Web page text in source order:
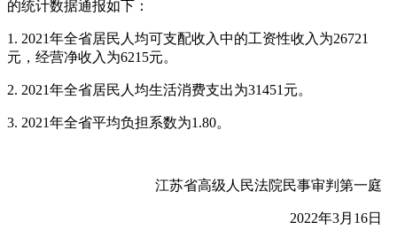
的统计数据通报如下：
1. 2021年全省居民人均可支配收入中的工资性收入为26721
元，经营净收入为6215元。
2. 2021年全省居民人均生活消费支出为31451元。
3. 2021年全省平均负担系数为1.80。
江苏省高级人民法院民事审判第一庭
2022年3月16日